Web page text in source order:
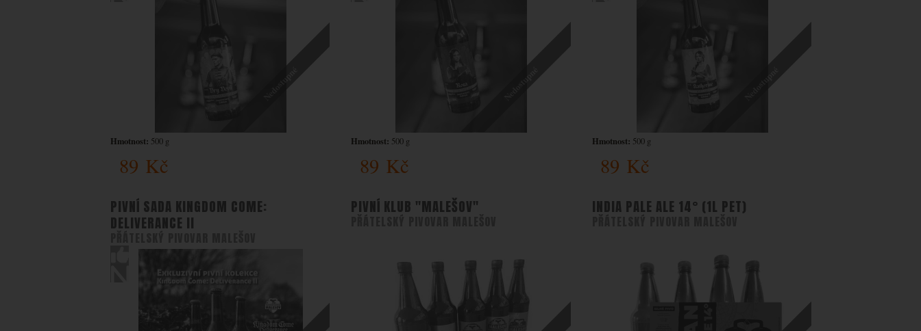
Nedostupné
89 Kč
Hmotnost: 500 g
Nedostupné
89 Kč
Hmotnost: 500 g
Nedostupné
89 Kč
Hmotnost: 500 g
PIVNÍ SADA KINGDOM COME:
DELIVERANCE II
PIVNÍ KLUB "MALEŠOV" INDIA PALE ALE 14° (1L PET)